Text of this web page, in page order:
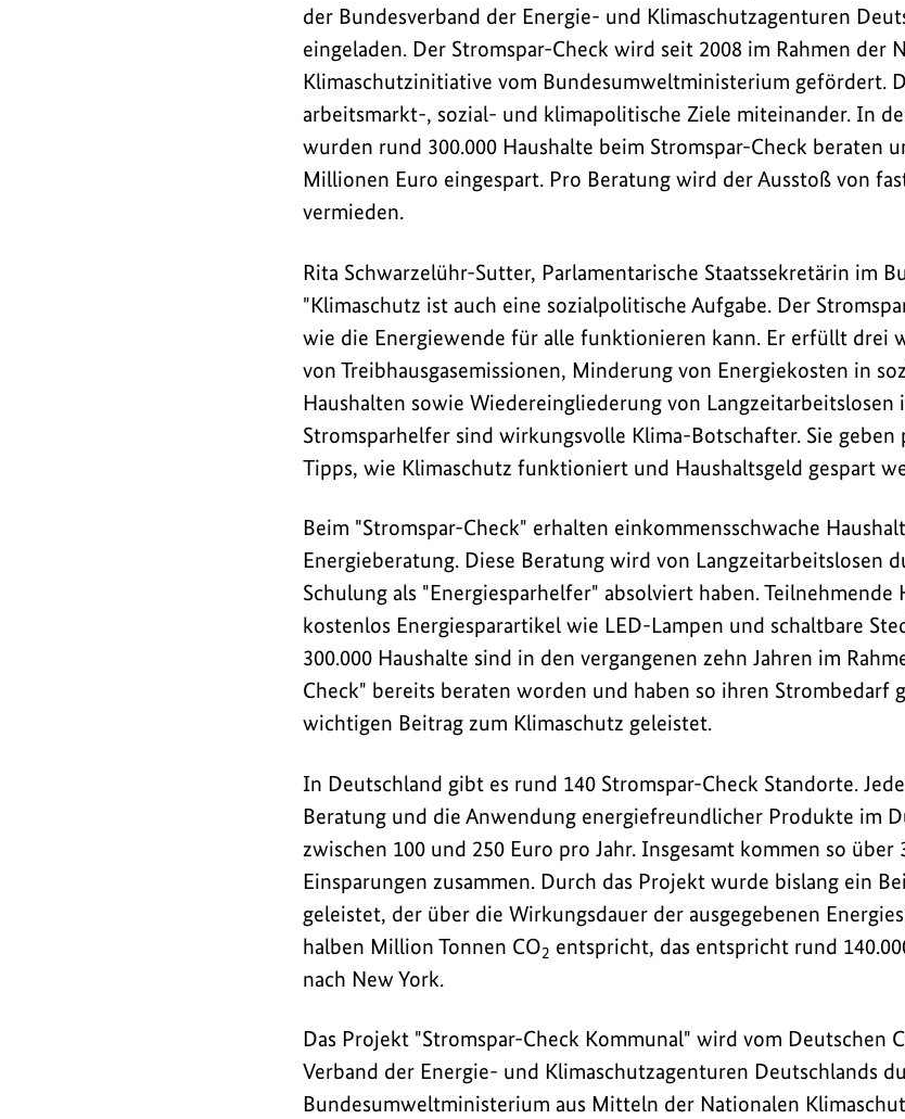
wurden
300.000
Haushalte
dabei
beraten,
ihren
Strombedarf
zu
senken.
Zum
10.
Jubiläum
des
"Stromspar-
Check
Kommunal"
nun
der
Kongress
"Eine
soziale
Energiewende
für
statt.
der Bundesverband der Energie- und Klimaschutzagenturen
eingeladen. Der Stromspar-Check wird seit 2008 im Rahmen der
Klimaschutzinitiative vom Bundesumweltministerium gefördert.
arbeitsmarkt-, sozial- und klimapolitische Ziele miteinander. In
wurden rund 300.000 Haushalte beim Stromspar-Check beraten
Millionen Euro eingespart. Pro Beratung wird der Ausstoß von
vermieden.
Rita Schwarzelühr-Sutter, Parlamentarische Staatssekretärin im
"Klimaschutz ist auch eine sozialpolitische Aufgabe. Der
wie die Energiewende für alle funktionieren kann. Er erfüllt drei
von Treibhausgasemissionen, Minderung von Energiekosten in
Haushalten sowie Wiedereingliederung von Langzeitarbeitslosen
Stromsparhelfer sind wirkungsvolle Klima-Botschafter. Sie
Tipps, wie Klimaschutz funktioniert und Haushaltsgeld gespart
Beim "Stromspar-Check" erhalten einkommensschwache
Energieberatung. Diese Beratung wird von Langzeitarbeitslosen
Schulung als "Energiesparhelfer" absolviert haben. Teilnehmende
kostenlos Energiesparartikel wie LED-Lampen und schaltbare
300.000 Haushalte sind in den vergangenen zehn Jahren im
Check" bereits beraten worden und haben so ihren Strombedarf
wichtigen Beitrag zum Klimaschutz geleistet.
In Deutschland gibt es rund 140 Stromspar-Check Standorte.
Beratung und die Anwendung energiefreundlicher Produkte im
zwischen 100 und 250 Euro pro Jahr. Insgesamt kommen so
Einsparungen zusammen. Durch das Projekt wurde bislang ein
geleistet, der über die Wirkungsdauer der ausgegebenen
halben Million Tonnen CO2 entspricht, das entspricht rund
nach New York.
Das Projekt "Stromspar-Check Kommunal" wird vom Deutschen
Verband der Energie- und Klimaschutzagenturen Deutschlands
Bundesumweltministerium aus Mitteln der Nationalen